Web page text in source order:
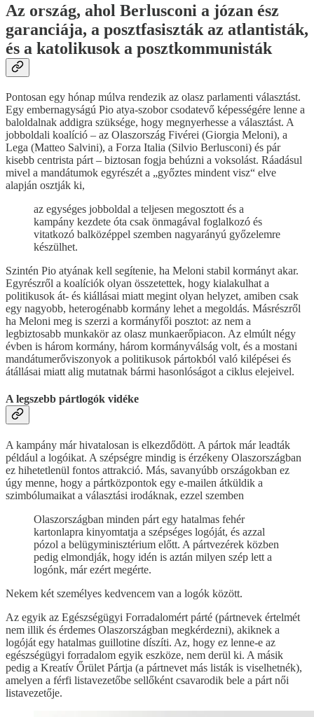
Az ország, ahol Berlusconi a józan ész
garanciája, a posztfasiszták az atlantisták,
és a katolikusok a posztkommunisták
Pontosan egy hónap múlva rendezik az olasz parlamenti választást.
Egy embernagyságú Pio atya-szobor csodatevő képességére lenne a
baloldalnak addigra szüksége, hogy megnyerhesse a választást. A
jobboldali koalíció – az Olaszország Fivérei (Giorgia Meloni), a
Lega (Matteo Salvini), a Forza Italia (Silvio Berlusconi) és pár
kisebb centrista párt – biztosan fogja behúzni a voksolást. Ráadásul
mivel a mandátumok egyrészét a „győztes mindent visz“ elve
alapján osztják ki,
az egységes jobboldal a teljesen megosztott és a
kampány kezdete óta csak önmagával foglalkozó és
vitatkozó balközéppel szemben nagyarányú győzelemre
készülhet.
Szintén Pio atyának kell segítenie, ha Meloni stabil kormányt akar.
Egyrészről a koalíciók olyan összetettek, hogy kialakulhat a
politikusok át- és kiállásai miatt megint olyan helyzet, amiben csak
egy nagyobb, heterogénabb kormány lehet a megoldás. Másrészről
ha Meloni meg is szerzi a kormányfői posztot: az nem a
legbiztosabb munkakör az olasz munkaerőpiacon. Az elmúlt négy
évben is három kormány, három kormányválság volt, és a mostani
mandátumerőviszonyok a politikusok pártokból való kilépései és
átállásai miatt alig mutatnak bármi hasonlóságot a ciklus elejeivel.
A legszebb pártlogók vidéke
A kampány már hivatalosan is elkezdődött. A pártok már leadták
például a logóikat. A szépségre mindig is érzékeny Olaszországban
ez hihetetlenül fontos attrakció. Más, savanyúbb országokban ez
úgy menne, hogy a pártközpontok egy e-mailen átküldik a
szimbólumaikat a választási irodáknak, ezzel szemben
Olaszországban minden párt egy hatalmas fehér
kartonlapra kinyomtatja a szépséges logóját, és azzal
pózol a belügyminisztérium előtt. A pártvezérek közben
pedig elmondják, hogy idén is aztán milyen szép lett a
logónk, már ezért megérte.
Nekem két személyes kedvencem van a logók között.
Az egyik az Egészségügyi Forradalomért párté (pártnevek értelmét
nem illik és érdemes Olaszországban megkérdezni), akiknek a
logóját egy hatalmas guillotine díszíti. Az, hogy ez lenne-e az
egészségügyi forradalom egyik eszköze, nem derül ki. A másik
pedig a Kreatív Őrület Pártja (a pártnevet más listák is viselhetnék),
amelyen a férfi listavezetőbe sellőként csavarodik bele a párt női
listavezetője.